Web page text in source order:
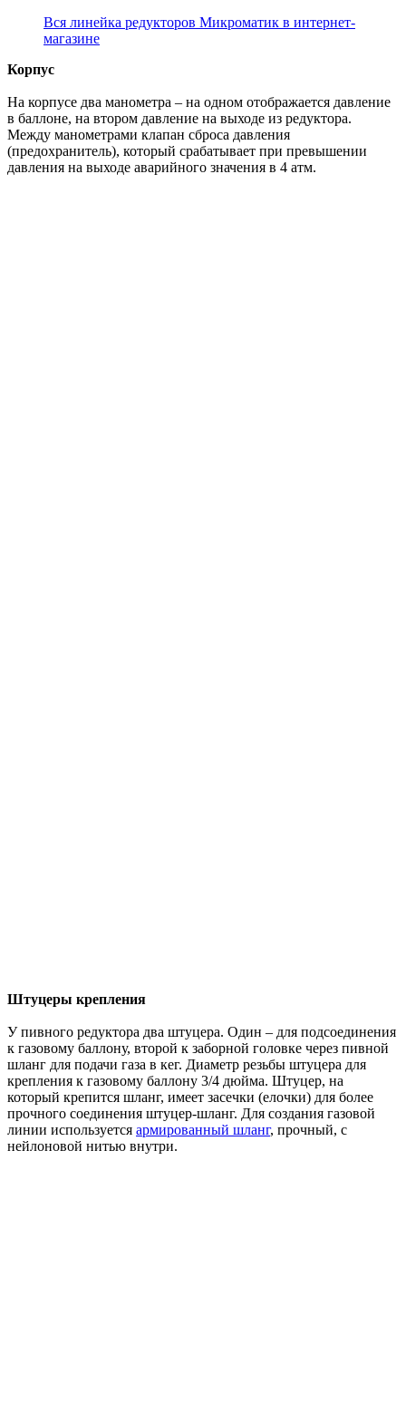
Вся линейка редукторов Микроматик в интернет-
магазине
Корпус
На корпусе два манометра – на одном отображается давление
в баллоне, на втором давление на выходе из редуктора.
Между манометрами клапан сброса давления
(предохранитель), который срабатывает при превышении
давления на выходе аварийного значения в 4 атм.
Штуцеры крепления
У пивного редуктора два штуцера. Один – для подсоединения
к газовому баллону, второй к заборной головке через пивной
шланг для подачи газа в кег. Диаметр резьбы штуцера для
крепления к газовому баллону 3/4 дюйма. Штуцер, на
который крепится шланг, имеет засечки (елочки) для более
прочного соединения штуцер-шланг. Для создания газовой
линии используется армированный шланг, прочный, с
нейлоновой нитью внутри.